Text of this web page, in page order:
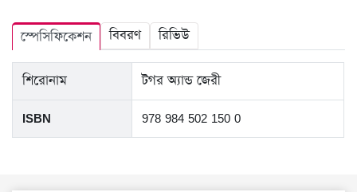
স্পেসিফিকেশন বিবরণ রিভিউ
শিরোনাম টগর অ্যান্ড জেরী
ISBN 978 984 502 150 0